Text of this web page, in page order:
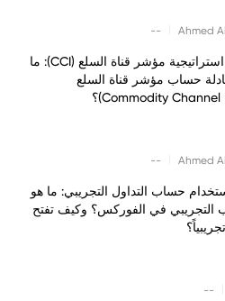
Ahmed
--
ما هي استراتيجية مؤشر قناة السلع (CCI): ما
حساب مؤشر قناة السلع
Ahmed
--
حساب التداول التجريبي: ما هو
التجريبي في الفوركس؟ وكيف تفتح
--